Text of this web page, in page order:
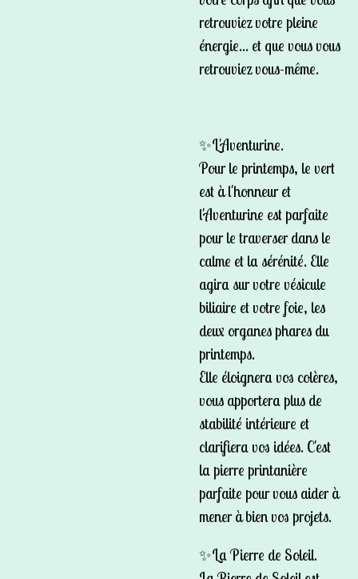
retrouviez votre pleine
énergie... et que vous vous
retrouviez vous-même.
✨L'Aventurine.
Pour le printemps, le vert
est à l'honneur et
l'Aventurine est parfaite
pour le traverser dans le
calme et la sérénité. Elle
agira sur votre vésicule
biliaire et votre foie, les
deux organes phares du
printemps.
Elle éloignera vos colères,
vous apportera plus de
stabilité intérieure et
clarifiera vos idées. C'est
la pierre printanière
parfaite pour vous aider à
mener à bien vos projets.
✨La Pierre de Soleil.